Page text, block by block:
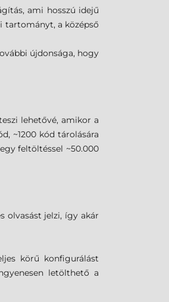
ami hosszú idejű
tartományt, a középső
újdonsága, hogy
lehetővé, amikor a
~1200 kód tárolására
feltöltéssel ~50.000
olvasást jelzi, így akár
körű konfigurálást
letölthető a